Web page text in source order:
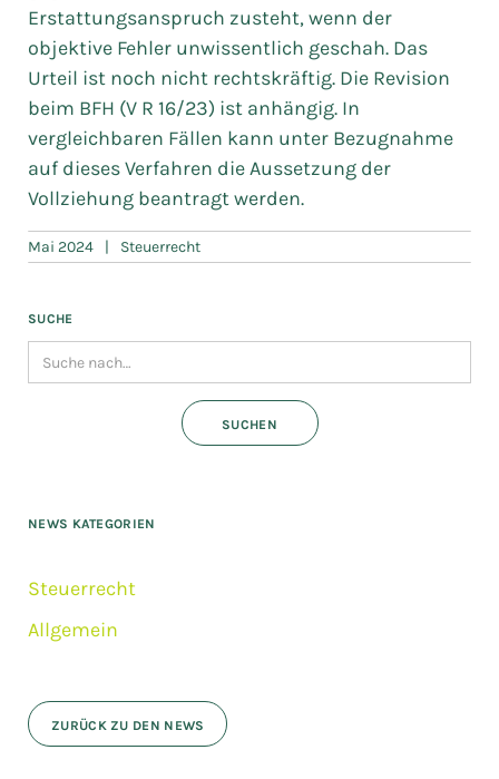
Erstattungsanspruch zusteht, wenn der
objektive Fehler unwissentlich geschah. Das
Urteil ist noch nicht rechtskräftig. Die Revision
beim BFH (V R 16/23) ist anhängig. In
vergleichbaren Fällen kann unter Bezugnahme
auf dieses Verfahren die Aussetzung der
Vollziehung beantragt werden.
Mai 2024 | Steuerrecht
SUCHE
NEWS KATEGORIEN
Steuerrecht
Allgemein
ZURÜCK ZU DEN NEWS